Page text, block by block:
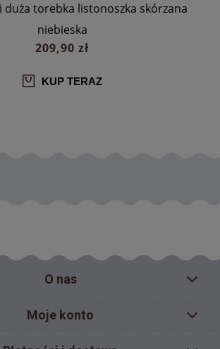
torebka listonoszka skórzana
niebieska
209,90 zł
KUP TERAZ
O nas
Moje konto